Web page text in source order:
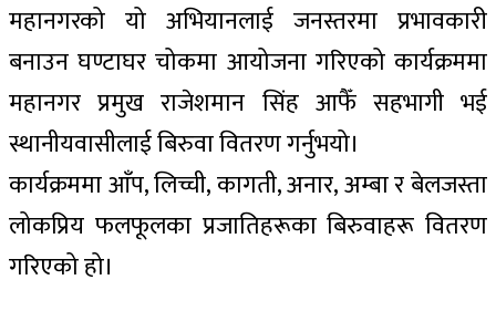
महानगरको यो अभियानलाई जनस्तरमा प्रभावकारी
बनाउन घण्टाघर चोकमा आयोजना गरिएको कार्यक्रममा
महानगर प्रमुख राजेशमान सिंह आफैँ सहभागी भई
स्थानीयवासीलाई बिरुवा वितरण गर्नुभयो।
कार्यक्रममा आँप, लिच्ची, कागती, अनार, अम्बा र बेलजस्ता
लोकप्रिय फलफूलका प्रजातिहरूका बिरुवाहरू वितरण
गरिएको हो।